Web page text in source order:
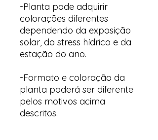
-Planta pode adquirir
colorações diferentes
dependendo da exposição
solar, do stress hídrico e da
estação do ano.
-Formato e coloração da
planta poderá ser diferente
pelos motivos acima
descritos.